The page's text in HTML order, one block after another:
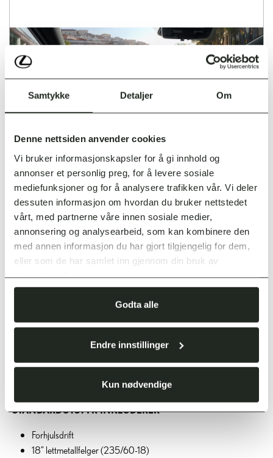
Samtykke Detaljer Om
Denne nettsiden anvender cookies
Vi bruker informasjonskapsler for å gi innhold og
annonser et personlig preg, for å levere sosiale
mediefunksjoner og for å analysere trafikken vår. Vi deler
dessuten informasjon om hvordan du bruker nettstedet
vårt, med partnerne våre innen sosiale medier,
annonsering og analysearbeid, som kan kombinere den
med annen informasjon du har gjort tilgjengelig for dem,
eller som de har samlet inn gjennom din bruk av
tjenestene deres.
Godta alle
Endre innstillinger
Kun nødvendige
EXECUTIVE
KR 526 000,-
STANDARDUTSTYR INKLUDERER
Forhjulsdrift
18” lettmetallfelger (235/60-18)